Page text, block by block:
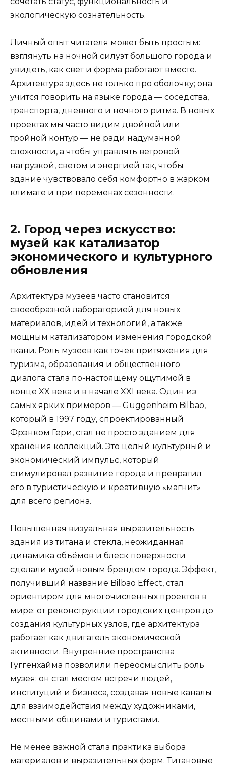
экологическую сознательность.
Личный опыт читателя может быть простым:
взглянуть на ночной силуэт большого города и
увидеть, как свет и форма работают вместе.
Архитектура здесь не только про оболочку; она
учится говорить на языке города — соседства,
транспорта, дневного и ночного ритма. В новых
проектах мы часто видим двойной или
тройной контур — не ради надуманной
сложности, а чтобы управлять ветровой
нагрузкой, светом и энергией так, чтобы
здание чувствовало себя комфортно в жарком
климате и при переменах сезонности.
2. Город через искусство:
музей как катализатор
экономического и культурного
обновления
Архитектура музеев часто становится
своеобразной лабораторией для новых
материалов, идей и технологий, а также
мощным катализатором изменения городской
ткани. Роль музеев как точек притяжения для
туризма, образования и общественного
диалога стала по-настоящему ощутимой в
конце XX века и в начале XXI века. Один из
самых ярких примеров — Guggenheim Bilbao,
который в 1997 году, спроектированный
Фрэнком Гери, стал не просто зданием для
хранения коллекций. Это целый культурный и
экономический импульс, который
стимулировал развитие города и превратил
его в туристическую и креативную «магнит»
для всего региона.
Повышенная визуальная выразительность
здания из титана и стекла, неожиданная
динамика объёмов и блеск поверхности
сделали музей новым брендом города. Эффект,
получивший название Bilbao Effect, стал
ориентиром для многочисленных проектов в
мире: от реконструкции городских центров до
создания культурных узлов, где архитектура
работает как двигатель экономической
активности. Внутренние пространства
Гуггенхайма позволили переосмыслить роль
музея: он стал местом встречи людей,
институций и бизнеса, создавая новые каналы
для взаимодействия между художниками,
местными общинами и туристами.
Не менее важной стала практика выбора
материалов и выразительных форм. Титановые